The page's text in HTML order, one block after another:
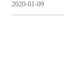
2020-01-09